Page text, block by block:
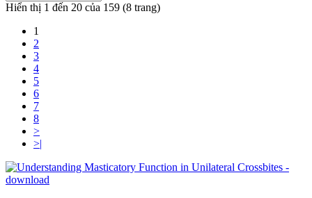
Hiển thị 1 đến 20 của 159 (8 trang)
1
2
3
4
5
6
7
8
>
>|